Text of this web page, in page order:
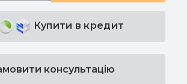
Купити в кредит
консультацію